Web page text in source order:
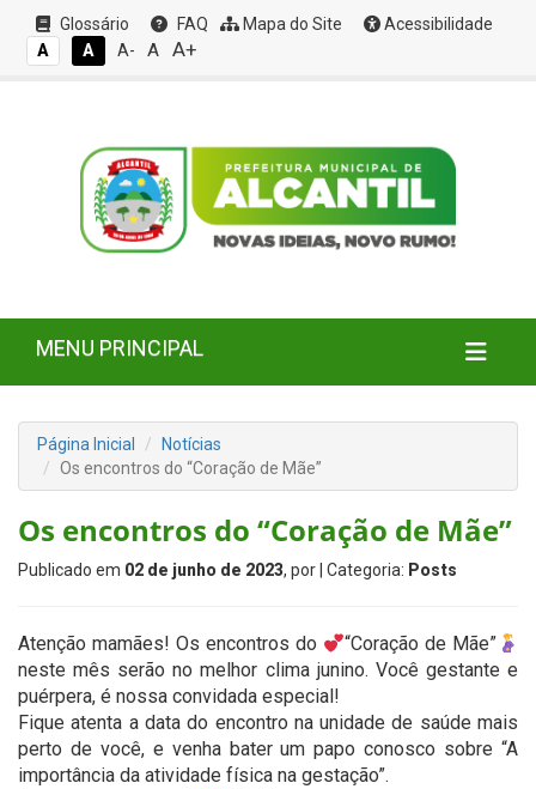
Glossário FAQ Mapa do Site
Acessibilidade
A
A A- A A+
MENU PRINCIPAL
Página Inicial
Notícias
Os encontros do “Coração de Mãe”
Os encontros do “Coração de Mãe”
Publicado em 02 de junho de 2023, por | Categoria: Posts
Atenção mamães! Os encontros do
“Coração de Mãe”
neste mês serão no melhor clima junino. Você gestante e
puérpera, é nossa convidada especial!
Fique atenta a data do encontro na unidade de saúde mais
perto de você, e venha bater um papo conosco sobre “A
importância da atividade física na gestação”.